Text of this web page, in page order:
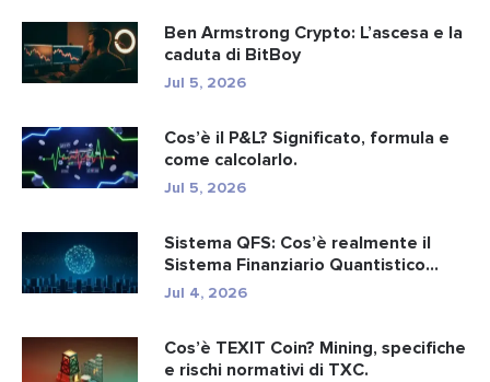
Ben Armstrong Crypto: L’ascesa e la
caduta di BitBoy
Jul 5, 2026
Cos’è il P&L? Significato, formula e
come calcolarlo.
Jul 5, 2026
Sistema QFS: Cos’è realmente il
Sistema Finanziario Quantistico...
Jul 4, 2026
Cos’è TEXIT Coin? Mining, specifiche
e rischi normativi di TXC.